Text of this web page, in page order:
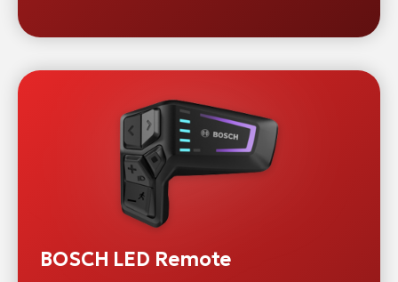
BOSCH LED Remote